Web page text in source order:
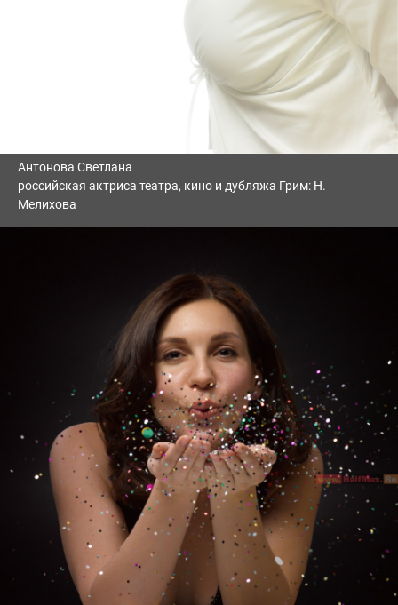
Антонова Светлана
российская актриса театра, кино и дубляжа Грим: Н.
Мелихова